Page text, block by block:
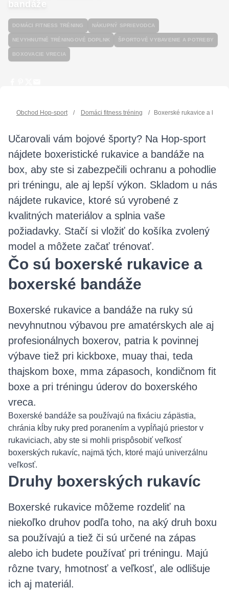
bandáže
DOMÁCI FITNESS TRÉNING NÁKUPNÝ SPRIEVODCA
NEVYHNUTNÉ TRÉNINGOVÉ DOPLNK ŠPORTOVÉ VYBAVENIE A POTREBY
BOXOVACIE VRECIA
Obchod Hop-sport / Domáci fitness tréning / Boxerské rukavice a
Učarovali vám bojové športy? Na Hop-sport
nájdete boxeristické rukavice a bandáže na
box, aby ste si zabezpečili ochranu a pohodlie
pri tréningu, ale aj lepší výkon. Skladom u nás
nájdete rukavice, ktoré sú vyrobené z
kvalitných materiálov a splnia vaše
požiadavky. Stačí si vložiť do košíka zvolený
model a môžete začať trénovať.
Čo sú boxerské rukavice a
boxerské bandáže
Boxerské rukavice a bandáže na ruky sú
nevyhnutnou výbavou pre amatérskych ale aj
profesionálnych boxerov, patria k povinnej
výbave tiež pri kickboxe, muay thai, teda
thajskom boxe, mma zápasoch, kondičnom fit
boxe a pri tréningu úderov do boxerského
vreca.
Boxerské bandáže sa používajú na fixáciu zápästia,
chránia kĺby ruky pred poranením a vypĺňajú priestor v
rukaviciach, aby ste si mohli prispôsobiť veľkosť
boxerských rukavíc, najmä tých, ktoré majú univerzálnu
veľkosť.
Druhy boxerských rukavíc
Boxerské rukavice môžeme rozdeliť na
niekoľko druhov podľa toho, na aký druh boxu
sa používajú a tiež či sú určené na zápas
alebo ich budete používať pri tréningu. Majú
rôzne tvary, hmotnosť a veľkosť, ale odlišuje
ich aj materiál.